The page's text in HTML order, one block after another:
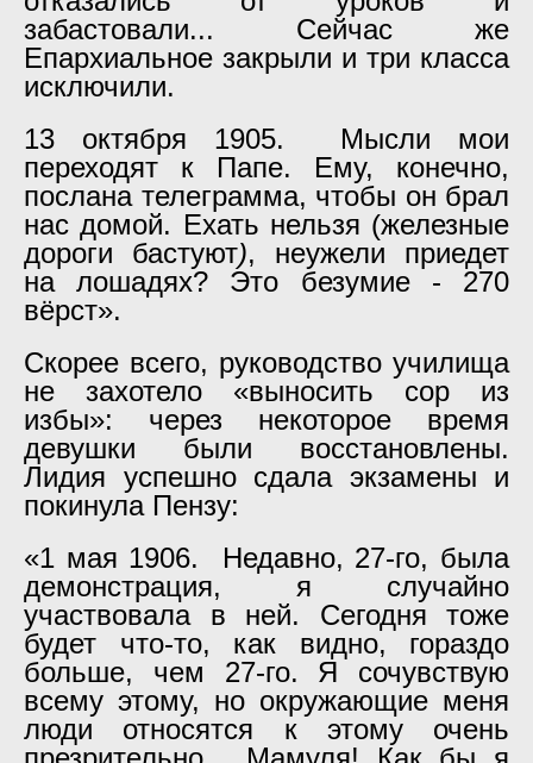
забастовали... Сейчас же
Епархиальное закрыли и три класса
исключили.
13 октября 1905. Мысли мои
переходят к Папе. Ему, конечно,
послана телеграмма, чтобы он брал
нас домой. Ехать нельзя (железные
дороги бастуют), неужели приедет
на лошадях? Это безумие - 270
вёрст».
Скорее всего, руководство училища
не захотело «выносить сор из
избы»: через некоторое время
девушки были восстановлены.
Лидия успешно сдала экзамены и
покинула Пензу:
«1 мая 1906. Недавно, 27-го, была
демонстрация, я случайно
участвовала в ней. Сегодня тоже
будет что-то, как видно, гораздо
больше, чем 27-го. Я сочувствую
всему этому, но окружающие меня
люди относятся к этому очень